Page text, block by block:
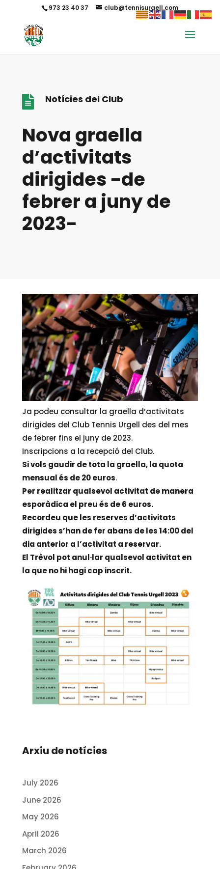
973 23 40 37 club@tennisurgell.com
 Notícies del Club
Nova graella
d’activitats
dirigides -de
febrer a juny de
2023-
Ja podeu consultar la graella d’activitats
dirigides del Club Tennis Urgell des del mes
de febrer fins el juny de 2023.
Inscripcions a la recepció del Club.
Si vols gaudir de tota la graella, la quota
mensual és de 20 euros.
Per realitzar qualsevol activitat de manera
esporàdica el preu és de 6 euros.
Recordeu que les reserves d’activitats
dirigides s’han de fer abans de les 14:00 del
dia anterior a l’activitat a reservar.
El Trèvol pot anul·lar qualsevol activitat en
la que no hi hagi cap inscrit.
Arxiu de notícies
July 2026
June 2026
May 2026
April 2026
March 2026